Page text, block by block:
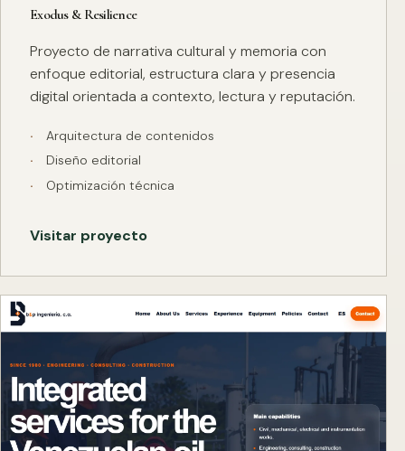
Exodus & Resilience
Proyecto de narrativa cultural y memoria con
enfoque editorial, estructura clara y presencia
digital orientada a contexto, lectura y reputación.
Arquitectura de contenidos
Diseño editorial
Optimización técnica
Visitar proyecto